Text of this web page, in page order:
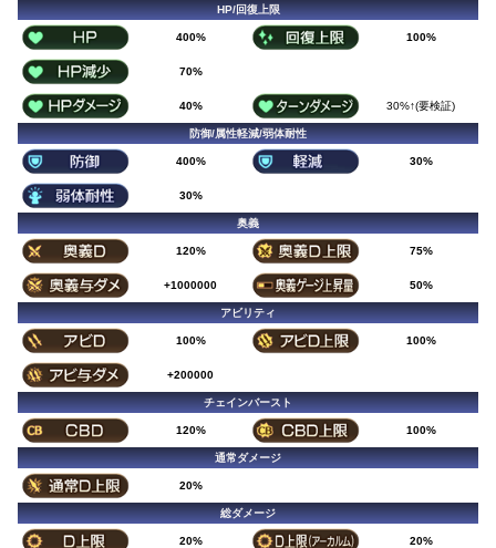
HP/回復上限
400% 100%
70%
40% 30%↑(要検証)
防御/属性軽減/弱体耐性
400% 30%
30%
奥義
120% 75%
+1000000 50%
アビリティ
100% 100%
+200000
チェインバースト
120% 100%
通常ダメージ
20%
総ダメージ
20% 20%